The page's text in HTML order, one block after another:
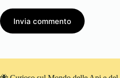
Invia commento